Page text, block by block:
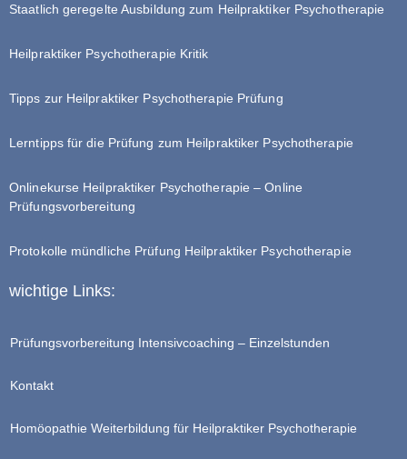
Staatlich geregelte Ausbildung zum Heilpraktiker Psychotherapie
Heilpraktiker Psychotherapie Kritik
Tipps zur Heilpraktiker Psychotherapie Prüfung
Lerntipps für die Prüfung zum Heilpraktiker Psychotherapie
Onlinekurse Heilpraktiker Psychotherapie – Online
Prüfungsvorbereitung
Protokolle mündliche Prüfung Heilpraktiker Psychotherapie
wichtige Links:
Prüfungsvorbereitung Intensivcoaching – Einzelstunden
Kontakt
Homöopathie Weiterbildung für Heilpraktiker Psychotherapie